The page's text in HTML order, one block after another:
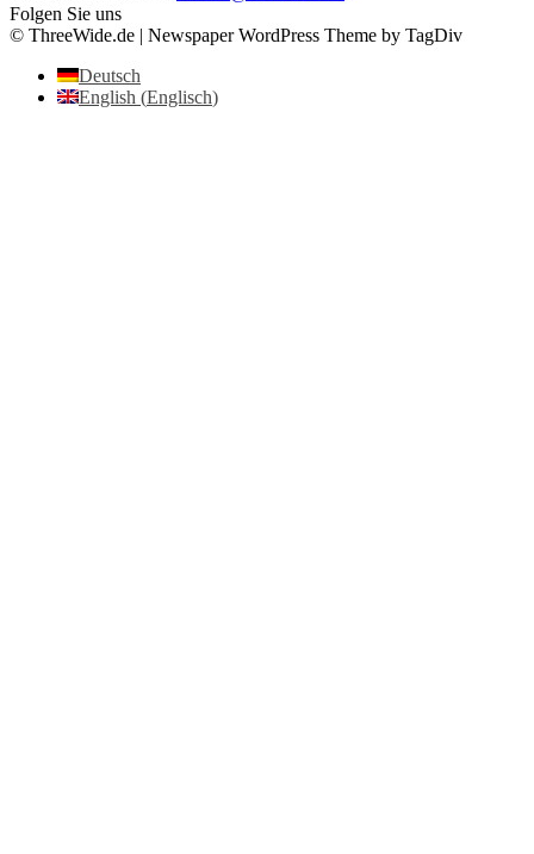
Folgen Sie uns
© ThreeWide.de | Newspaper WordPress Theme by TagDiv
Deutsch
English (Englisch)